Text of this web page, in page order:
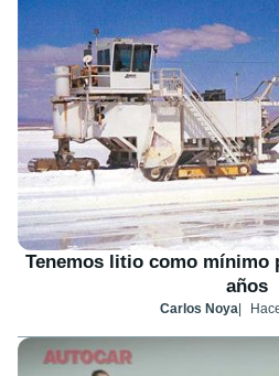
Tenemos litio como mínimo
años
Carlos Noya